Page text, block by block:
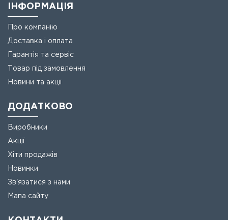
ІНФОРМАЦІЯ
Про компанію
Доставка і оплата
Гарантія та сервіс
Товар під замовлення
Новини та акції
ДОДАТКОВО
Виробники
Акції
Хіти продажів
Новинки
Зв'язатися з нами
Мапа сайту